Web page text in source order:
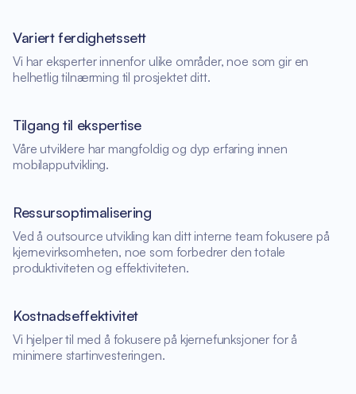
Variert ferdighetssett
Vi har eksperter innenfor ulike områder, noe som gir en
helhetlig tilnærming til prosjektet ditt.
Tilgang til ekspertise
Våre utviklere har mangfoldig og dyp erfaring innen
mobilapputvikling.
Ressursoptimalisering
Ved å outsource utvikling kan ditt interne team fokusere på
kjernevirksomheten, noe som forbedrer den totale
produktiviteten og effektiviteten.
Kostnadseffektivitet
Vi hjelper til med å fokusere på kjernefunksjoner for å
minimere startinvesteringen.